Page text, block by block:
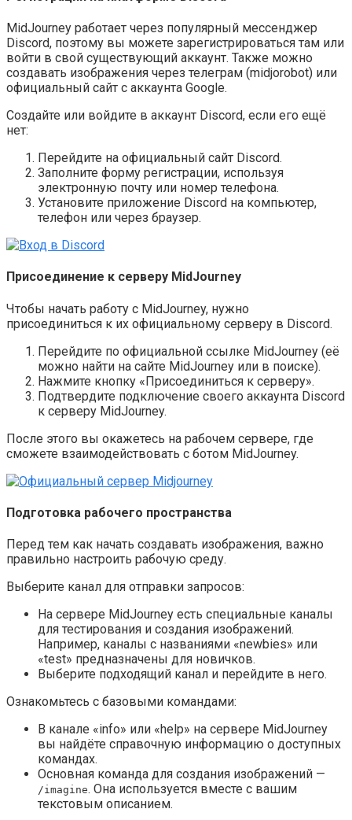
MidJourney работает через популярный мессенджер
Discord, поэтому вы можете зарегистрироваться там или
войти в свой существующий аккаунт. Также можно
создавать изображения через телеграм (midjorobot) или
официальный сайт с аккаунта Google.
Создайте или войдите в аккаунт Discord, если его ещё
нет:
Перейдите на официальный сайт Discord.
Заполните форму регистрации, используя
электронную почту или номер телефона.
Установите приложение Discord на компьютер,
телефон или через браузер.
Присоединение к серверу MidJourney
Чтобы начать работу с MidJourney, нужно
присоединиться к их официальному серверу в Discord.
Перейдите по официальной ссылке MidJourney (её
можно найти на сайте MidJourney или в поиске).
Нажмите кнопку «Присоединиться к серверу».
Подтвердите подключение своего аккаунта Discord
к серверу MidJourney.
После этого вы окажетесь на рабочем сервере, где
сможете взаимодействовать с ботом MidJourney.
Подготовка рабочего пространства
Перед тем как начать создавать изображения, важно
правильно настроить рабочую среду.
Выберите канал для отправки запросов:
На сервере MidJourney есть специальные каналы
для тестирования и создания изображений.
Например, каналы с названиями «newbies» или
«test» предназначены для новичков.
Выберите подходящий канал и перейдите в него.
Ознакомьтесь с базовыми командами:
В канале «info» или «help» на сервере MidJourney
вы найдёте справочную информацию о доступных
командах.
Основная команда для создания изображений —
/imagine. Она используется вместе с вашим
текстовым описанием.